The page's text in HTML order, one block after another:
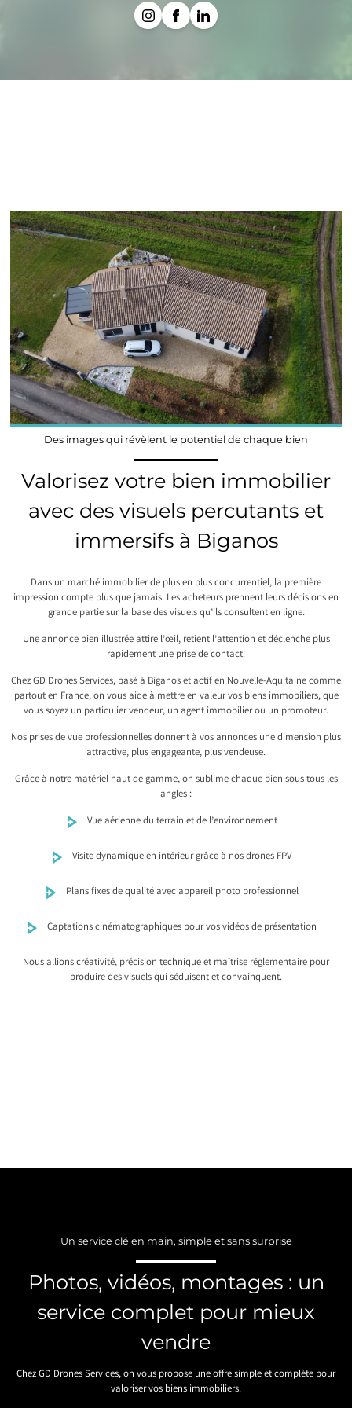
Des images qui révèlent le potentiel de chaque bien
Valorisez votre bien immobilier
avec des visuels percutants et
immersifs à Biganos
Dans un marché immobilier de plus en plus concurrentiel, la première
impression compte plus que jamais. Les acheteurs prennent leurs décisions en
grande partie sur la base des visuels qu’ils consultent en ligne.
Une annonce bien illustrée attire l’œil, retient l’attention et déclenche plus
rapidement une prise de contact.
Chez GD Drones Services, basé à Biganos et actif en Nouvelle-Aquitaine comme
partout en France, on vous aide à mettre en valeur vos biens immobiliers, que
vous soyez un particulier vendeur, un agent immobilier ou un promoteur.
Nos prises de vue professionnelles donnent à vos annonces une dimension plus
attractive, plus engageante, plus vendeuse.
Grâce à notre matériel haut de gamme, on sublime chaque bien sous tous les
angles :
Vue aérienne du terrain et de l’environnement
Visite dynamique en intérieur grâce à nos drones FPV
Plans fixes de qualité avec appareil photo professionnel
Captations cinématographiques pour vos vidéos de présentation
Nous allions créativité, précision technique et maîtrise réglementaire pour
produire des visuels qui séduisent et convainquent.
Un service clé en main, simple et sans surprise
Photos, vidéos, montages : un
service complet pour mieux
vendre
Chez GD Drones Services, on vous propose une offre simple et complète pour
valoriser vos biens immobiliers.